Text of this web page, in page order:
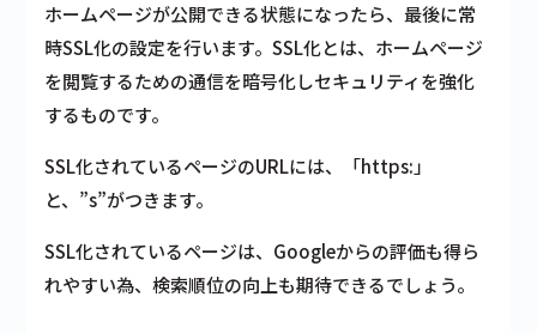
ホームページが公開できる状態になったら、最後に常
時SSL化の設定を行います。SSL化とは、ホームページ
を閲覧するための通信を暗号化しセキュリティを強化
するものです。
SSL化されているページのURLには、「https:」
と、”s”がつきます。
SSL化されているページは、Googleからの評価も得ら
れやすい為、検索順位の向上も期待できるでしょう。